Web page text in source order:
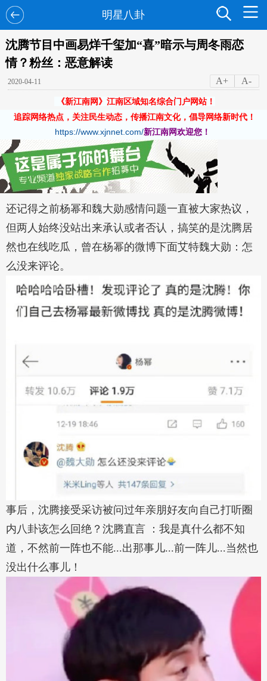
明星八卦
沈腾节目中画易烊千玺加“喜”暗示与周冬雨恋
情？粉丝：恶意解读
2020-04-11 A+ A-
《新江南网》江南区域知名综合门户网站！
追踪网络热点，关注民生动态，传播江南文化，倡导网络新时代！
https://www.xjnnet.com/新江南网欢迎您！
还记得之前杨幂和魏大勋感情问题一直被大家热议，
但两人始终没站出来承认或者否认，搞笑的是沈腾居
然也在线吃瓜，曾在杨幂的微博下面艾特魏大勋：怎
么没来评论。
事后，沈腾接受采访被问过年亲朋好友向自己打听圈
内八卦该怎么回绝？沈腾直言 ：我是真什么都不知
道，不然前一阵也不能...出那事儿...前一阵儿...当然也
没出什么事儿！